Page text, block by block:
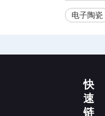
电子陶瓷
快
速
链